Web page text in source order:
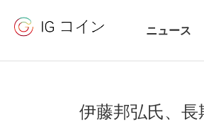
ニュース
伊藤邦弘氏、